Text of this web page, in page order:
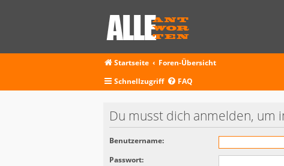
Startseite
Foren-Übersicht
Schnellzugriff
FAQ
Du musst dich anmelden, um
Benutzername:
Passwort: